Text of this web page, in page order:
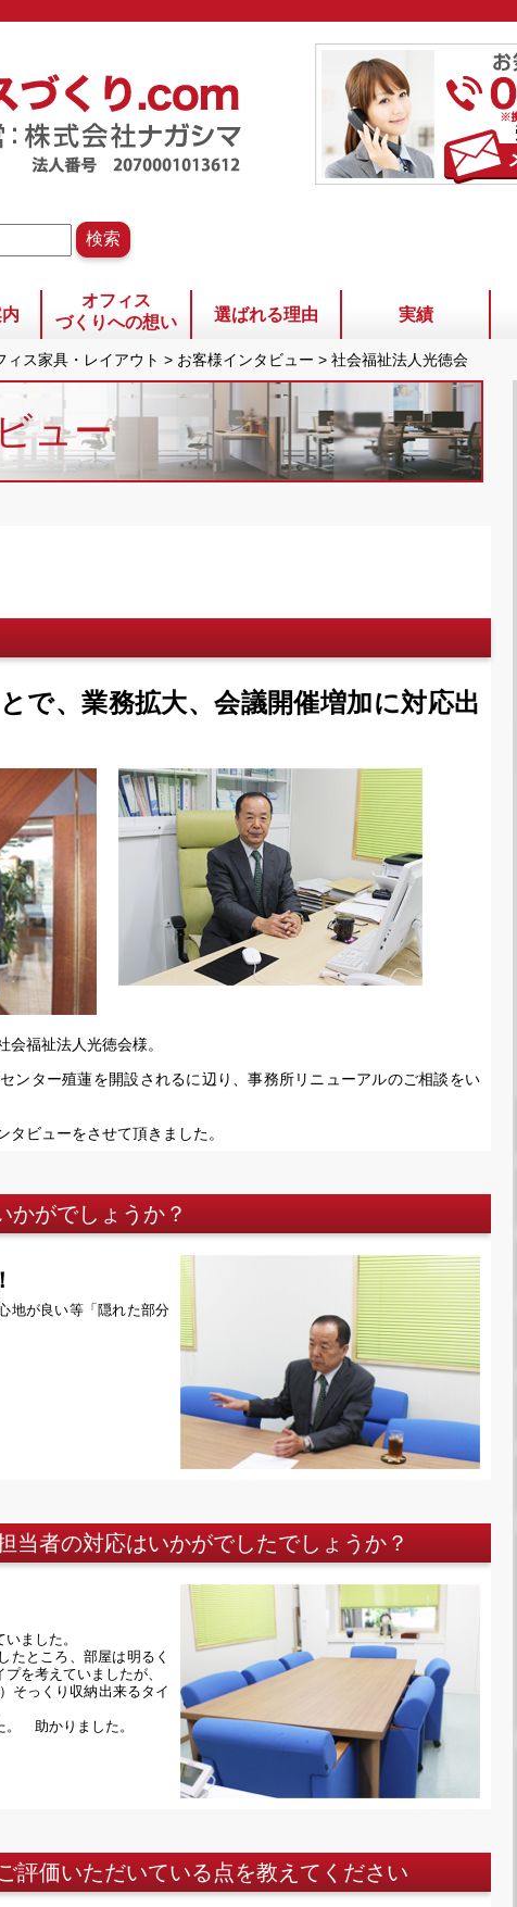
オフィス
づくりへの想い
選ばれる理由 実績
ス家具・レイアウト > お客様インタビュー > 社会福祉法人光徳会
ュー
で、業務拡大、会議開催増加に対応出
福祉法人光徳会様。
ンター殖蓮を開設されるに辺り、事務所リニューアルのご相談をい
ビューをさせて頂きました。
かがでしょうか？
地が良い等「隠れた部分
当者の対応はいかがでしたでしょうか？
ました。
たところ、部屋は明るく
を考えていましたが、
そっくり収納出来るタイ
。 助かりました。
評価いただいている点を教えてください